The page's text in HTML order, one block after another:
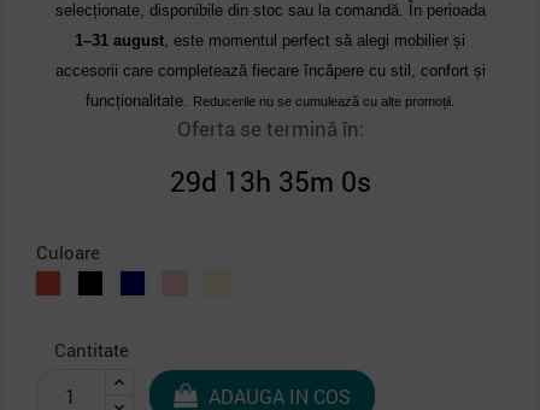
selecționate, disponibile din stoc sau la comandă. În perioada
1–31 august, este momentul perfect să alegi mobilier și
accesorii care completează fiecare încăpere cu stil, confort și
funcționalitate. Reducerile nu se cumulează cu alte promoții.
Oferta se termină în:
29d 13h 34m 59s
Culoare
Cantitate
ADAUGA IN COS